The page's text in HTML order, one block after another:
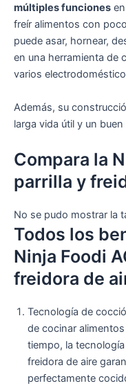
múltiples funciones
freír alimentos con
puede asar, hornear,
en una herramienta de
varios
Además, su
larga vida útil y un
Compara la
parrilla y
No se pudo mostrar la
Todos los
Ninja Foodi
freidora de
Tecnología de
de cocinar
tiempo, la
freidora de aire
perfectamente